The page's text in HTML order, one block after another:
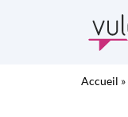
Accueil »